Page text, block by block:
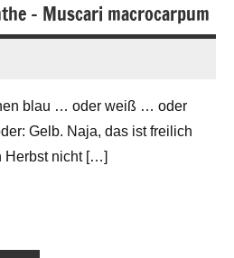
– Muscari macrocarpum
blau … oder weiß … oder
Gelb. Naja, das ist freilich
Herbst nicht […]